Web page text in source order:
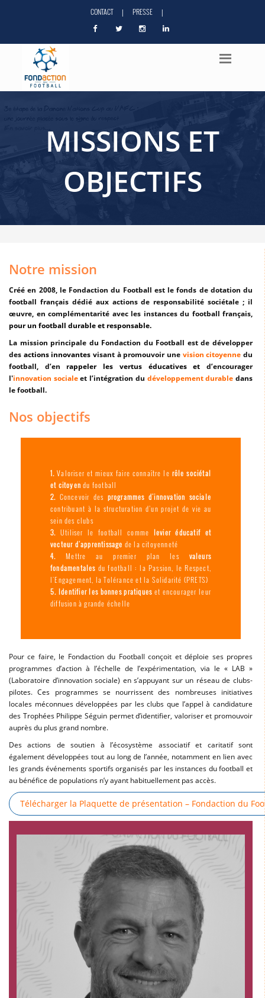
CONTACT | PRESSE |
MISSIONS ET
OBJECTIFS
Notre mission
Créé en 2008, le Fondaction du Football est le fonds de dotation du
football français dédié aux actions de responsabilité so­ciétale ; il
œuvre, en complémentarité avec les instances du football français,
pour un football durable et responsable.
La mission principale du Fondaction du Football est de développer
des actions innovantes visant à promouvoir une vision citoyenne du
football, d’en rappeler les vertus éducatives et d’encourager
l'innovation socialeet l’intégration du développement durable dans
le football.
Nos objectifs
Valoriser et mieux faire connaître le rôle sociétal
et citoyen du football
Concevoir des programmes d'innovation sociale
contribuant à la structuration d’un projet de vie au
sein des clubs
Utiliser le football comme levier éducatif et
vecteur d'apprentissage de la citoyenneté
Mettre au premier plan les valeurs
fondamentales du football : la Passion, le Respect,
l'Engagement, la Tolérance et la Solidarité (PRETS)
Identifier les bonnes pratiques et encourager leur
diffusion à grande échelle
Pour ce faire, le Fondaction du Football conçoit et déploie ses propres
programmes d’action à l’échelle de l’expérimentation, via le « LAB »
(Laboratoire d’innovation sociale) en s’appuyant sur un réseau de clubs-
pilotes. Ces programmes se nourrissent des nombreuses initiatives
locales méconnues développées par les clubs que l’appel à candidature
des Trophées Philippe Séguin permet d’identifier, valoriser et promouvoir
auprès du plus grand nombre.
Des actions de soutien à l’écosystème associatif et caritatif sont
également développées tout au long de l’année, notamment en lien avec
les grands événements sportifs organisés par les instances du football et
au bénéfice de populations n’y ayant habituellement pas accès.
Télécharger la Plaquette de présentation – Fondaction du